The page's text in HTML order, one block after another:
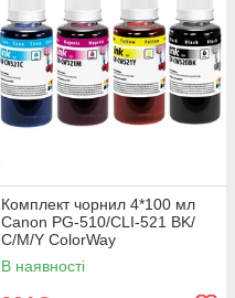
Комплект чорнил 4*100 мл
Canon PG-510/CLI-521 BK/
С/M/Y ColorWay
В наявності